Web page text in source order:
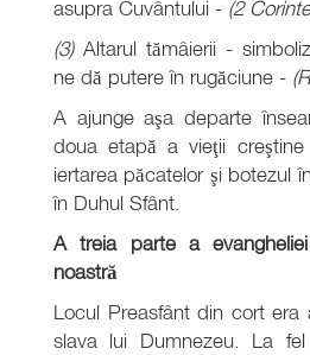
asupra Cuvântului - (2
(3) Altarul tămâierii -
ne dă putere în rugăciune -
A ajunge aşa departe
doua etapă a vieţii
iertarea păcatelor şi botezul
în Duhul Sfânt.
A treia parte a
noastră
Locul Preasfânt din cort era
slava lui Dumnezeu. La